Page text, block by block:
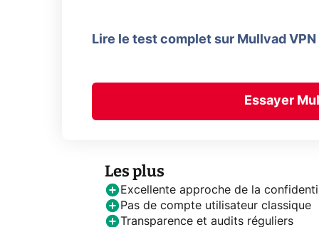
Lire le test complet sur Mullvad VPN
Essayer
Les plus
Excellente approche de la
Pas de compte utilisateur classique
Transparence et audits réguliers